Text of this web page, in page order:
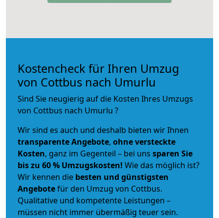
Kostencheck für Ihren Umzug
von Cottbus nach Umurlu
Sind Sie neugierig auf die Kosten Ihres Umzugs
von Cottbus nach Umurlu ?
Wir sind es auch und deshalb bieten wir Ihnen
transparente Angebote, ohne versteckte
Kosten, ganz im Gegenteil – bei uns sparen Sie
bis zu 60 % Umzugskosten! Wie das möglich ist?
Wir kennen die besten und günstigsten
Angebotefür den Umzug von Cottbus.
Qualitative und kompetente Leistungen –
müssen nicht immer übermäßig teuer sein.